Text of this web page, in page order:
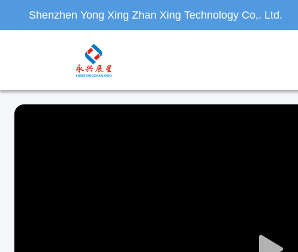
Shenzhen Yong Xing Zhan Xing Technology Co,. Ltd.